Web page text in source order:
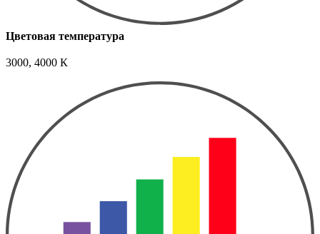
Цветовая температура
3000, 4000 К